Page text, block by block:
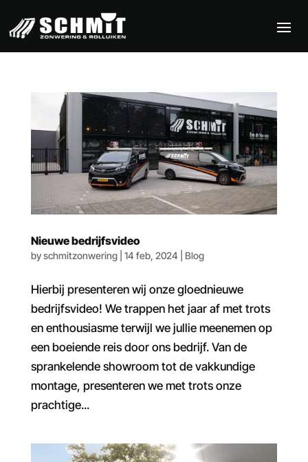
Nieuwe bedrijfsvideo
byschmitzonwering| 14 feb, 2024 Blog
Hierbij presenteren wij onze gloednieuwe
bedrijfsvideo! We trappen het jaar af met trots
en enthousiasme terwijl we jullie meenemen op
een boeiende reis door ons bedrijf. Van de
sprankelende showroom tot de vakkundige
montage, presenteren we met trots onze
prachtige...